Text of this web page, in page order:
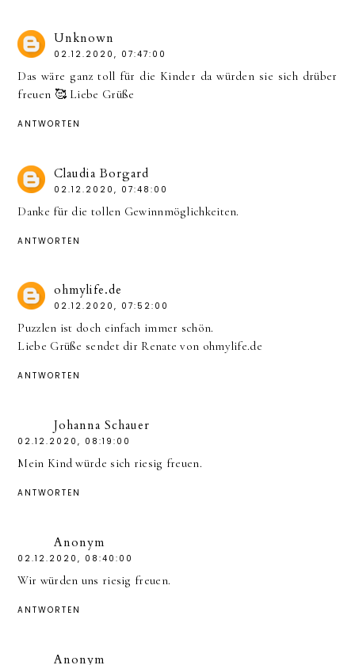
Unknown
02.12.2020, 07:47:00
Das wäre ganz toll für die Kinder da würden sie sich drüber
freuen 🥰 Liebe Grüße
ANTWORTEN
Claudia Borgard
02.12.2020, 07:48:00
Danke für die tollen Gewinnmöglichkeiten.
ANTWORTEN
ohmylife.de
02.12.2020, 07:52:00
Puzzlen ist doch einfach immer schön.
Liebe Grüße sendet dir Renate von ohmylife.de
ANTWORTEN
Johanna Schauer
02.12.2020, 08:19:00
Mein Kind würde sich riesig freuen.
ANTWORTEN
Anonym
02.12.2020, 08:40:00
Wir würden uns riesig freuen.
ANTWORTEN
Anonym